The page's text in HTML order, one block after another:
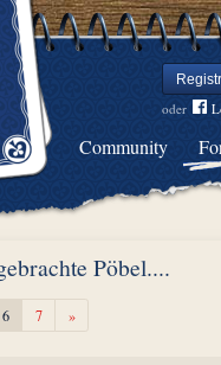
oder
Community
Pöbel....
6 7 »Weiter